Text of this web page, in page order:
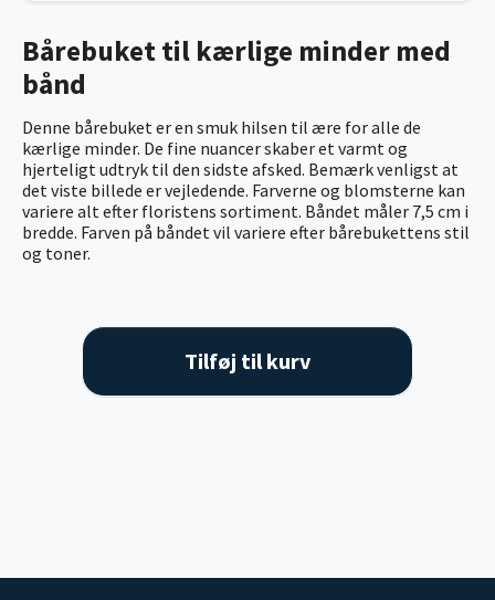
Bårebuket til kærlige minder med
bånd
Denne bårebuket er en smuk hilsen til ære for alle de
kærlige minder. De fine nuancer skaber et varmt og
hjerteligt udtryk til den sidste afsked. Bemærk venligst at
det viste billede er vejledende. Farverne og blomsterne kan
variere alt efter floristens sortiment. Båndet måler 7,5 cm i
bredde. Farven på båndet vil variere efter bårebukettens stil
og toner.
Tilføj til kurv